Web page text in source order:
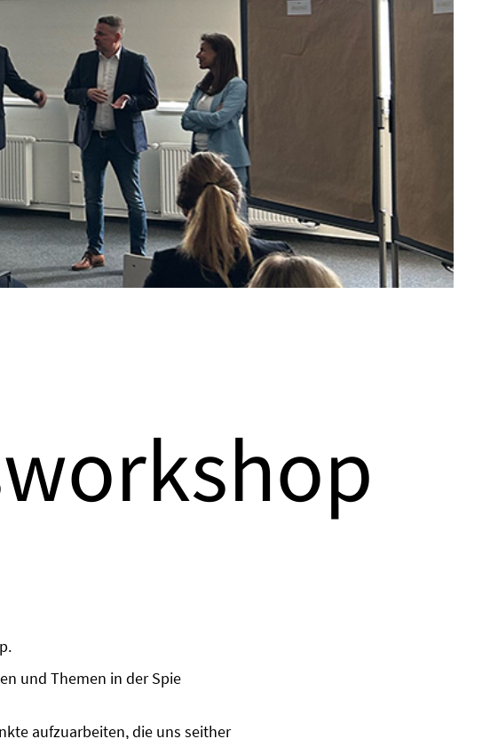
und Themen in der Spie
aufzuarbeiten, die uns seither